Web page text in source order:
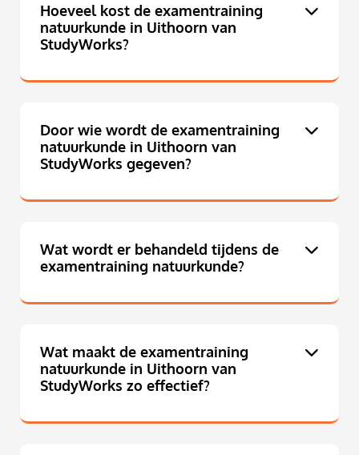
Hoeveel kost de examentraining
natuurkunde in Uithoorn van
StudyWorks?
Door wie wordt de examentraining
natuurkunde in Uithoorn van
StudyWorks gegeven?
Wat wordt er behandeld tijdens de
examentraining natuurkunde?
Wat maakt de examentraining
natuurkunde in Uithoorn van
StudyWorks zo effectief?